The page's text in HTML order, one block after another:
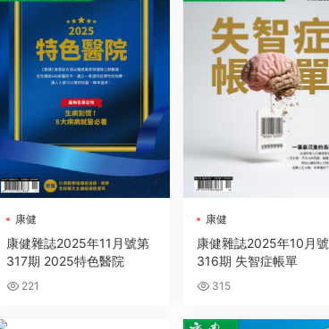
康健
康健雜誌2025年11月號第
317期 2025特色醫院
221
康健
康健雜誌2025年10月
316期 失智症帳單
315